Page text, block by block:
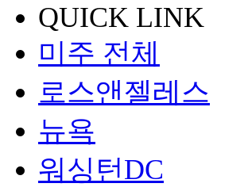
QUICK LINK
미주 전체
로스앤젤레스
뉴욕
워싱턴DC